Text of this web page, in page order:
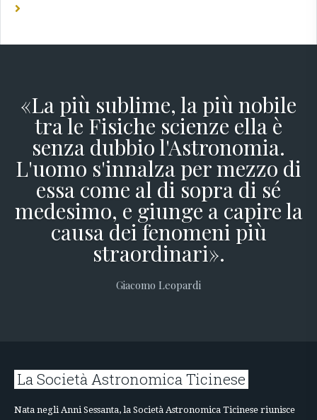
«La più sublime, la più nobile
tra le Fisiche scienze ella è
senza dubbio l'Astronomia.
L'uomo s'innalza per mezzo di
essa come al di sopra di sé
medesimo, e giunge a capire la
causa dei fenomeni più
straordinari».
Giacomo Leopardi
La Società Astronomica Ticinese
Nata negli Anni Sessanta, la Società Astronomica Ticinese riunisce